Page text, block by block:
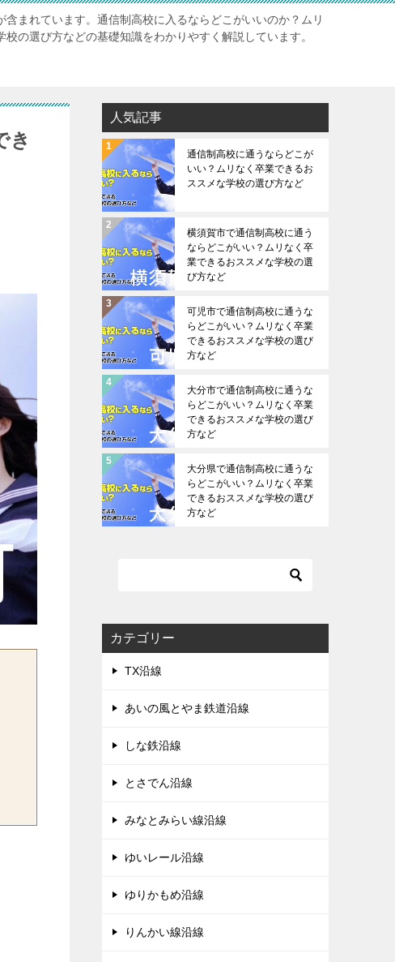
含まれています。通信制高校に入るならどこがいいのか？ムリ
の選び方などの基礎知識をわかりやすく解説しています。
き
人気記事
通信制高校に通うならどこが
いい？ムリなく卒業できるお
ススメな学校の選び方など
横須賀市で通信制高校に通う
ならどこがいい？ムリなく卒
業できるおススメな学校の選
び方など
可児市で通信制高校に通うな
らどこがいい？ムリなく卒業
できるおススメな学校の選び
方など
大分市で通信制高校に通うな
らどこがいい？ムリなく卒業
できるおススメな学校の選び
方など
大分県で通信制高校に通うな
らどこがいい？ムリなく卒業
できるおススメな学校の選び
方など
カテゴリー
TX沿線
あいの風とやま鉄道沿線
しな鉄沿線
とさでん沿線
みなとみらい線沿線
ゆいレール沿線
ゆりかもめ沿線
りんかい線沿線